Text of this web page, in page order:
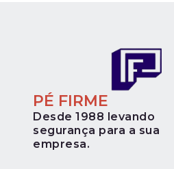
PÉ FIRME
Desde 1988 levando
segurança para a sua
empresa.